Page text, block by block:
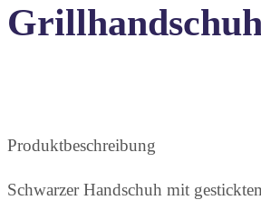
Produktbeschreibung
Schwarzer Handschuh mit